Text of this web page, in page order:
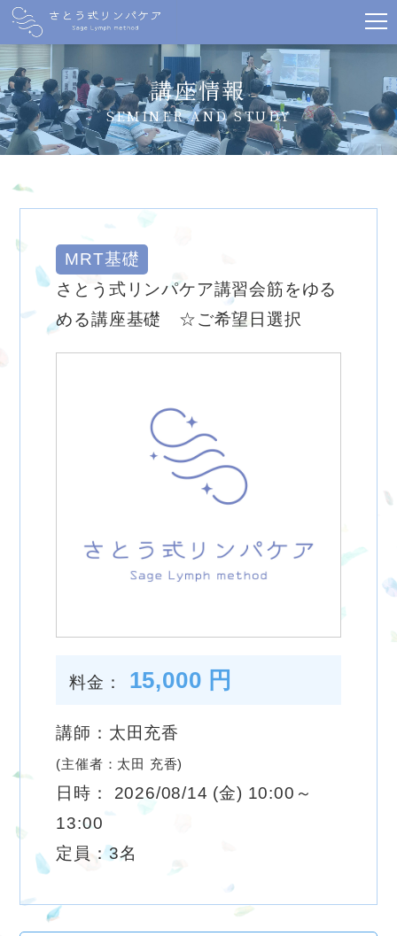
講座情報
SEMINER AND STUDY
MRT基礎
さとう式リンパケア講習会筋をゆる
める講座基礎 ☆ご希望日選択
料金： 15,000 円
講師：太田充香
(主催者：太田 充香)
日時： 2026/08/14 (金) 10:00～
13:00
定員：3名